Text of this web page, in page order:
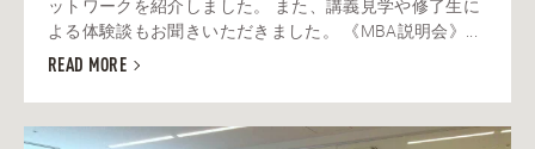
ットワークを紹介しました。 また、講義見学や修了生に
よる体験談もお聞きいただきました。 《MBA説明会》...
READ MORE